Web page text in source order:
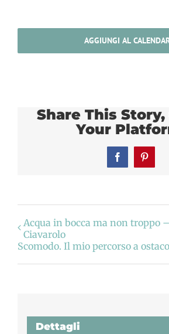
AGGIUNGI AL
Share This Story,
Your
Facebook
Acqua in bocca ma non troppo
Ciavarolo
Scomodo. Il mio percorso a
Dettagli